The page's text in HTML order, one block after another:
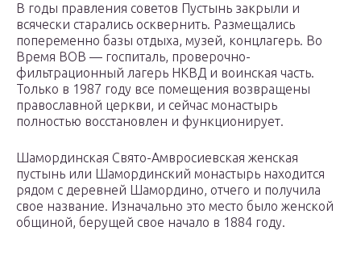
В годы правления советов Пустынь закрыли и
всячески старались осквернить. Размещались
попеременно базы отдыха, музей, концлагерь. Во
Время ВОВ — госпиталь, проверочно-
фильтрационный лагерь НКВД и воинская часть.
Только в 1987 году все помещения возвращены
православной церкви, и сейчас монастырь
полностью восстановлен и функционирует.
Шамординская Свято-Амвросиевская женская
пустынь или Шамординский монастырь находится
рядом с деревней Шамордино, отчего и получила
свое название. Изначально это место было женской
общиной, берущей свое начало в 1884 году.